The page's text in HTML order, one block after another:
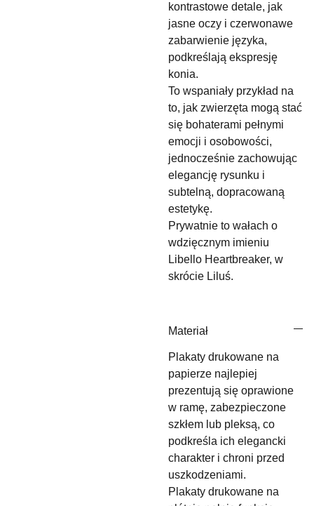
kontrastowe detale, jak
jasne oczy i czerwonawe
zabarwienie języka,
podkreślają ekspresję
konia.
To wspaniały przykład na
to, jak zwierzęta mogą stać
się bohaterami pełnymi
emocji i osobowości,
jednocześnie zachowując
elegancję rysunku i
subtelną, dopracowaną
estetykę.
Prywatnie to wałach o
wdzięcznym imieniu
Libello Heartbreaker, w
skrócie Liluś.
Materiał
Plakaty drukowane na
papierze najlepiej
prezentują się oprawione
w ramę, zabezpieczone
szkłem lub pleksą, co
podkreśla ich elegancki
charakter i chroni przed
uszkodzeniami.
Plakaty drukowane na